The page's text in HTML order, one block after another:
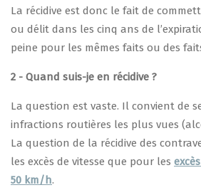
La récidive est donc le fait de
ou délit dans les cinq ans de
peine pour les mêmes faits ou des
2 - Quand suis-je en récidive ?
La question est vaste. Il convient de
infractions routières les plus vues
La question de la récidive des
les excès de vitesse que pour les
50 km/h.